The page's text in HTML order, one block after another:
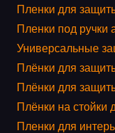
Пленки для
Пленки под ручки
Универсальные
Плёнки для
Плёнки для
Плёнки на стойки
Пленки для